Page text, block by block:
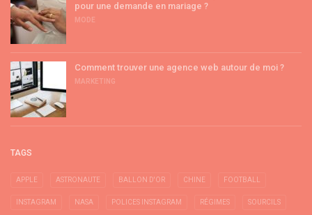
pour une demande en mariage ?
MODE
Comment trouver une agence web autour de moi ?
MARKETING
TAGS
APPLE ASTRONAUTE BALLON D'OR CHINE FOOTBALL
INSTAGRAM NASA POLICES INSTAGRAM RÉGIMES SOURCILS